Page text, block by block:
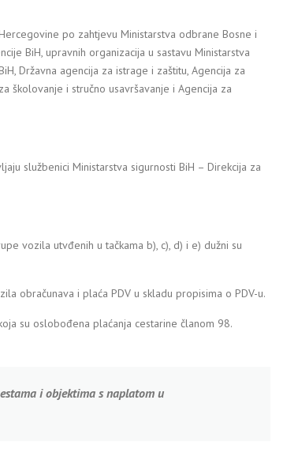
po zahtjevu Ministarstva odbrane Bosne i
BiH, upravnih organizacija u sastavu Ministarstva
Državna agencija za istrage i zaštitu, Agencija za
školovanje i stručno usavršavanje i Agencija za
službenici Ministarstva sigurnosti BiH – Direkcija za
vozila utvđenih u tačkama b), c), d) i e) dužni su
obračunava i plaća PDV u skladu propisima o PDV-u.
su oslobođena plaćanja cestarine članom 98.
i objektima s naplatom u